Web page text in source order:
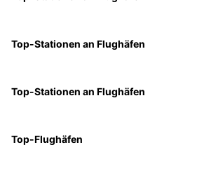
Top-Stationen an Flughäfen
Top-Stationen an Flughäfen
Top-Flughäfen